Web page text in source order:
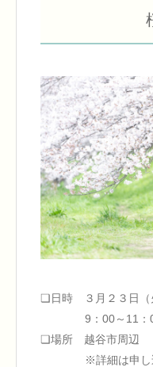
❏日時 ３月２３日（
9：00～11：00
❏場所 越谷市周辺
※詳細は申し込み